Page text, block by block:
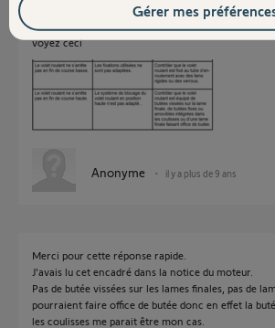
voyez ceci
Anonyme il y a plus de 9 ans
Merci pour cette réponse rapide.
J'avais lu cet encadré dans la notice du moteur.
Pas de butée vissées sur les lames finales, pas de
pourraient faire office de butée donc en effet la
les coulisses me parait être mon cas.
Gérer mes